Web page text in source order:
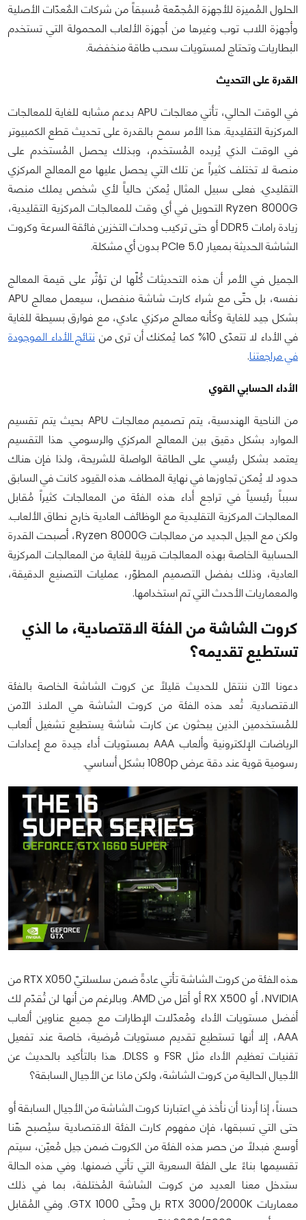
الحلول المُميزة للأجهزة المُجمّعة مُسبقاً من شركات المٌعدّات الأصلية
وأجهزة اللاب توب وغيرها من أجهزة الألعاب المحمولة التي تستخدم
البطاريات وتحتاج لمستويات سحب طاقة منخفضة.
القدرة على التحديث
في الوقت الحالي، تأتي معالجات APU بدعم مشابه للغاية للمعالجات
المركزية التقليدية. هذا الأمر سمح بالقدرة على تحديث قطع الكمبيوتر
في الوقت الذي يُريده المُستخدم، وبذلك يحصل المُستخدم على
منصة لا تختلف كثيراً عن تلك التي يحصل عليها مع المعالج المركزي
التقليدي. فعلى سبيل المثال يُمكن حالياً لأي شخص يملك منصة
Ryzen 8000G التحويل في أي وقت للمعالجات المركزية التقليدية،
زيادة رامات DDR5 أو حتى تركيب وحدات التخزين فائقة السرعة وكروت
الشاشة الحديثة بمعيار PCIe 5.0 بدون أي مشكلة.
الجميل في الأمر أن هذه التحديثات كُلّها لن تؤثّر على قيمة المعالج
نفسه، بل حتّى مع شراء كارت شاشة منفصل، سيعمل معالج APU
بشكل جيد للغاية وكأنه معالج مركزي عادي، مع فوارق بسيطة للغاية
في الأداء لا تتعدّى 10% كما يُمكنك أن ترى من
نتائج الأداء الموجودة
في مراجعتنا.
الأداء الحسابي القوي
من الناحية الهندسية، يتم تصميم معالجات APU بحيث يتم تقسيم
الموارد بشكل دقيق بين المعالج المركزي والرسومي. هذا التقسيم
يعتمد بشكل رئيسي على الطاقة الواصلة للشريحة، ولذا فإن هناك
حدود لا يُمكن تجاوزها في نهاية المطاف. هذه القيود كانت في السابق
سبباً رئيسياً في تراجع أداء هذه الفئة من المعالجات كثيراً مُقابل
المعالجات المركزية التقليدية مع الوظائف العادية خارج نطاق الألعاب.
ولكن مع الجيل الجديد من معالجات Ryzen 8000G، أصبحت القدرة
الحسابية الخاصة بهذه المعالجات قريبة للغاية من المعالجات المركزية
العادية، وذلك بفضل التصميم المطوّر، عمليات التصنيع الدقيقة،
والمعماريات الأحدث التي تم استخدامها.
كروت الشاشة من الفئة الاقتصادية، ما الذي
تستطيع تقديمه؟
دعونا الآن ننتقل للحديث قليلاً عن كروت الشاشة الخاصة بالفئة
الاقتصادية. تُعد هذه الفئة من كروت الشاشة هي الملاذ الآمن
للمُستخدمين الذين يبحثون عن كارت شاشة يستطيع تشغيل ألعاب
الرياضات الإلكترونية وألعاب AAA بمستويات أداء جيدة مع إعدادات
رسومية قوية عند دقة عرض 1080p بشكل أساسي.
هذه الفئة من كروت الشاشة تأتي عادةً ضمن سلسلتيّ RTX X050 من
NVIDIA، أو RX X500 أو أقل من AMD. وبالرغم من أنها لن تُقدّم لك
أفضل مستويات الأداء ومُعدّلات الإطارات مع جميع عناوين ألعاب
AAA، إلا أنها تستطيع تقديم مستويات مُرضية، خاصة عند تفعيل
تقنيات تعظيم الأداء مثل FSR و DLSS. هذا بالتأكيد بالحديث عن
الأجيال الحالية من كروت الشاشة، ولكن ماذا عن الأجيال السابقة؟
حسناً، إذا أردنا أن نأخذ في اعتبارنا كروت الشاشة من الأجيال السابقة أو
حتى التي تسبقها، فإن مفهوم كارت الفئة الاقتصادية سيُصبح هّنا
أوسع. فبدلاً من حصر هذه الفئة من الكروت ضمن جيل مُعيّن، سيتم
تقسيمها بناءً على الفئة السعرية التي تأتي ضمنها. وفي هذه الحالة
ستدخل معنا العديد من كروت الشاشة المُختلفة، بما في ذلك
معماريات RTX 3000/2000K بل وحتّى GTX 1000. وفي المُقابل